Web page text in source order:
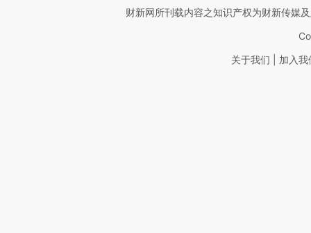
财新网所刊载内容之知识产权为财新传媒
关于我们 加入我